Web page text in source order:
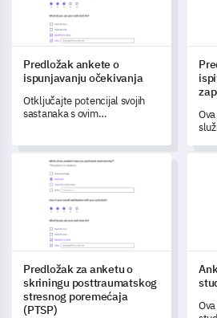
Predložak ankete o
ispunjavanju očekivanja
Otključajte potencijal svojih
sastanaka s ovim
sastanka.
Predložak za anketu o skriningu
Predložak za anketu o
skriningu posttraumatskog
stresnog poremećaja
(PTSP)